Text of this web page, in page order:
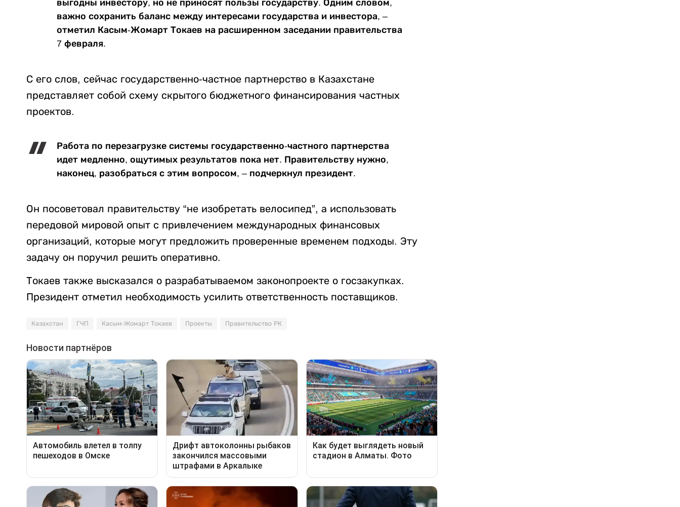
выгодны инвестору, но не приносят пользы государству. Одним словом,
важно сохранить баланс между интересами государства и инвестора, –
отметил Касым-Жомарт Токаев на расширенном заседании правительства
7 февраля.
С его слов, сейчас государственно-частное партнерство в Казахстане
представляет собой схему скрытого бюджетного финансирования частных
проектов.
Работа по перезагрузке системы государственно-частного партнерства
идет медленно, ощутимых результатов пока нет. Правительству нужно,
наконец, разобраться с этим вопросом, – подчеркнул президент.
Он посоветовал правительству “не изобретать велосипед”, а использовать
передовой мировой опыт с привлечением международных финансовых
организаций, которые могут предложить проверенные временем подходы. Эту
задачу он поручил решить оперативно.
Токаев также высказался о разрабатываемом законопроекте о госзакупках.
Президент отметил необходимость усилить ответственность поставщиков.
Казахстан ГЧП Касым-Жомарт Токаев Проекты Правительство РК